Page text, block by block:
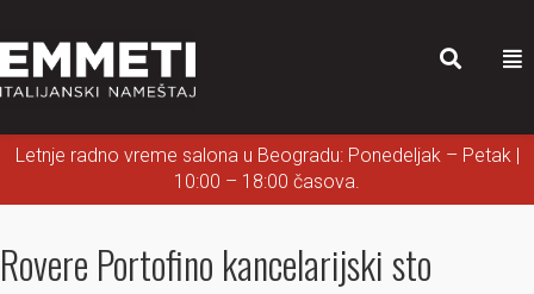
Letnje radno vreme salona u Beogradu: Ponedeljak – Petak |
10:00 – 18:00 časova.
Rovere Portofino kancelarijski sto